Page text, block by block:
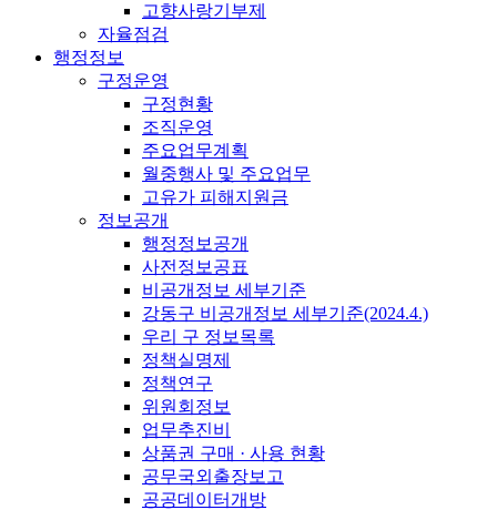
고향사랑기부제
자율점검
행정정보
구정운영
구정현황
조직운영
주요업무계획
월중행사 및 주요업무
고유가 피해지원금
정보공개
행정정보공개
사전정보공표
비공개정보 세부기준
강동구 비공개정보 세부기준(2024.4.)
우리 구 정보목록
정책실명제
정책연구
위원회정보
업무추진비
상품권 구매 · 사용 현황
공무국외출장보고
공공데이터개방